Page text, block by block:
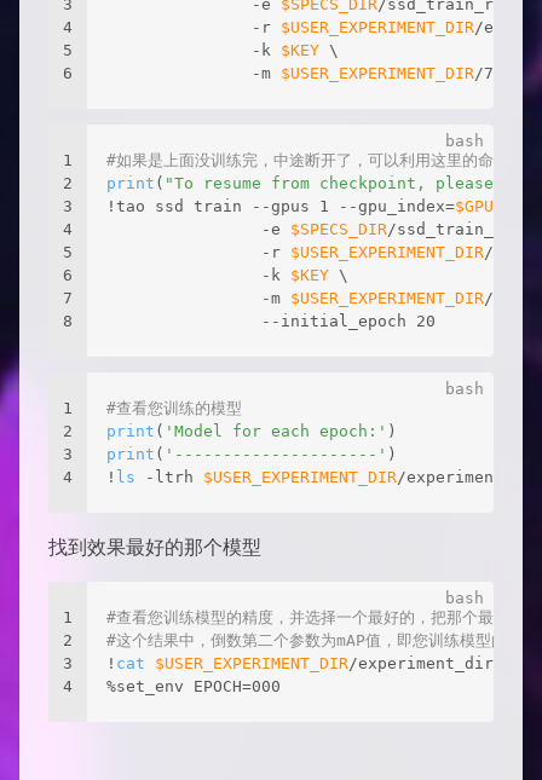
3
4
5
6
               -e
$SPECS_DIR/
               -r
$USER_EXPERIMENT_DIR/
               -k
$KEY \
               -m
$USER_EXPERIMENT_DIR/7th/
1
2
3
4
5
6
7
8
#如果是上面没训练完，中途断开了，可以利用这里的命令在
print ( "To resume from checkpoint, please
!tao ssd train --gpus 1 --gpu_index=
                -e
$SPECS_DIR/
                -r
$USER_EXPERIMENT_DIR/
                -k
$KEY \
                -m
$USER_EXPERIMENT_DIR/
                --initial_epoch 20
1
2
3
4
#查看您训练的模型
print ( 'Model for each epoch:' )
print ( '---------------------' )
! ls -ltrh $USER_EXPERIMENT_DIR/
找到效果最好的那个模型
1
2
3
4
#查看您训练模型的精度，并选择一个最好的，把那个最好的
#这个结果中，倒数第二个参数为mAP值，即您训练模型的精
! cat $USER_EXPERIMENT_DIR/
%set_env EPOCH=000